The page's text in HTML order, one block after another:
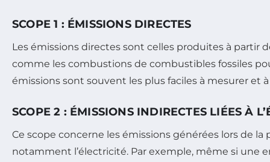
SCOPE 1 : ÉMISSIONS DIRECTES
Les émissions directes sont celles produites à partir
comme les combustions de combustibles fossiles
émissions sont souvent les plus faciles à mesurer et
SCOPE 2 : ÉMISSIONS INDIRECTES LIÉES À
Ce scope concerne les émissions générées lors de
notamment l’électricité. Par exemple, même si une